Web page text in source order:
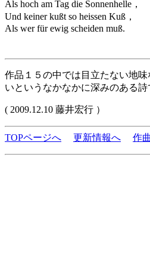
Als hoch am Tag die Sonnenhelle，
Und keiner kußt so heissen Kuß，
Als wer für ewig scheiden muß.
作品１５の中では目立たない地
いというなかなかに深みのある
( 2009.12.10 藤井宏行 ）
TOPページへ 更新情報へ 作